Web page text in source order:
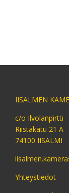
IISALMEN
c/o Ilvolanpirtti
Riistakatu 21 A
74100 IISALMI
Yhteystiedot